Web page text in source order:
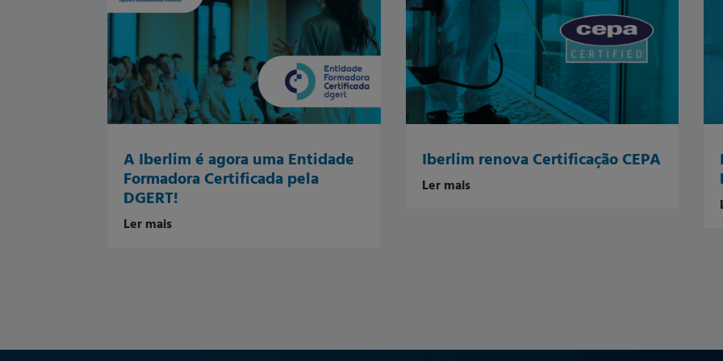
A Iberlim é agora uma Entidade
Formadora Certificada pela
DGERT!
Ler mais
Iberlim renova Certificação CEPA
Ler mais